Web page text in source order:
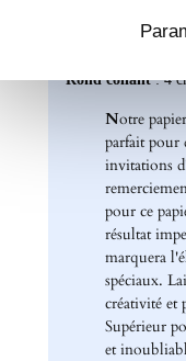
Etiquette
Rond collant: 4
Notre
parfait pour
invitations
pour ce
résultat
marquera
spéciaux.
créativité et
Supérieur
et